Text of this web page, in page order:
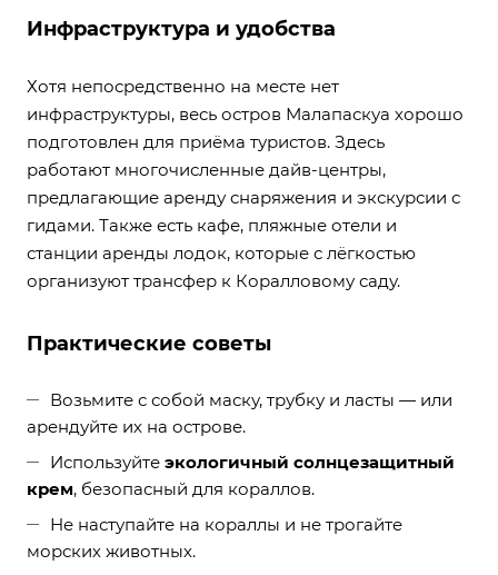
Инфраструктура и удобства
Хотя непосредственно на месте нет
инфраструктуры, весь остров Малапаскуа хорошо
подготовлен для приёма туристов. Здесь
работают многочисленные дайв-центры,
предлагающие аренду снаряжения и экскурсии с
гидами. Также есть кафе, пляжные отели и
станции аренды лодок, которые с лёгкостью
организуют трансфер к Коралловому саду.
Практические советы
Возьмите с собой маску, трубку и ласты — или
арендуйте их на острове.
Используйте экологичный солнцезащитный
крем, безопасный для кораллов.
Не наступайте на кораллы и не трогайте
морских животных.